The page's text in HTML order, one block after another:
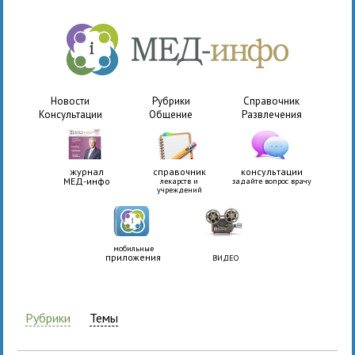
Новости Рубрики
Справочник
Консультации
Общение Развлечения
журнал
МЕД-инфо
справочник
лекарств и
учреждений
консультации
задайте вопрос врачу
мобильные
приложения ВИДЕО
Рубрики Темы